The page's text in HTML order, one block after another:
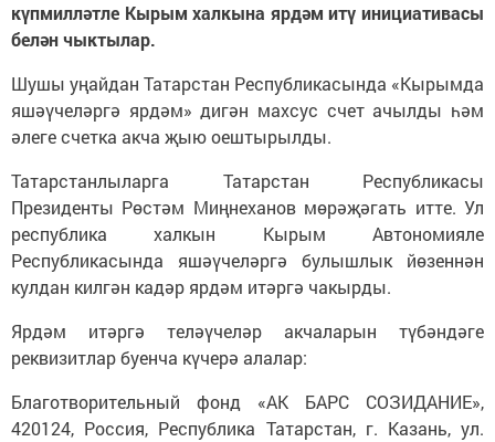
күпмилләтле Кырым халкына ярдәм итү инициативасы
белән чыктылар.
Шушы уңайдан Татарстан Республикасында «Кырымда
яшәүчеләргә ярдәм» дигән махсус счет ачылды һәм
әлеге счетка акча җыю оештырылды.
Татарстанлыларга Татарстан Республикасы
Президенты Рөстәм Миңнеханов мөрәҗәгать итте. Ул
республика халкын Кырым Автономияле
Республикасында яшәүчеләргә булышлык йөзеннән
кулдан килгән кадәр ярдәм итәргә чакырды.
Ярдәм итәргә теләүчеләр акчаларын түбәндәге
реквизитлар буенча күчерә алалар:
Благотворительный фонд «АК БАРС СОЗИДАНИЕ»,
420124, Россия, Республика Татарстан, г. Казань, ул.